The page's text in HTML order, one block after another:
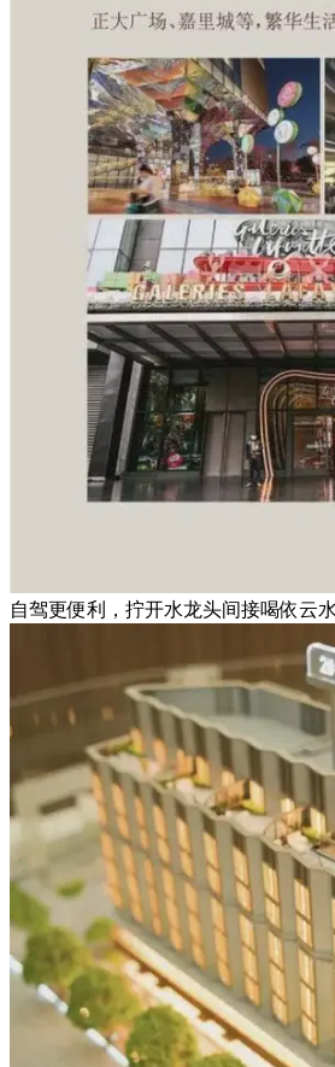
自驾更便利，拧开水龙头间接喝依云